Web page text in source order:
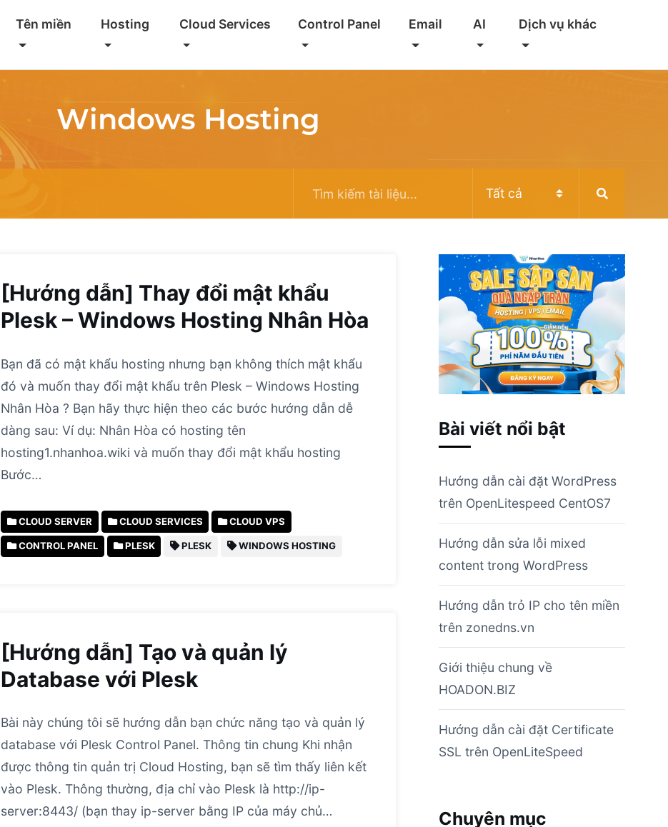
Tên miền Hosting Cloud Services Control Panel Email AI Dịch vụ khác
Windows Hosting
[Hướng dẫn] Thay đổi mật khẩu
Plesk – Windows Hosting Nhân Hòa
Bạn đã có mật khẩu hosting nhưng bạn không thích mật khẩu
đó và muốn thay đổi mật khẩu trên Plesk – Windows Hosting
Nhân Hòa ? Bạn hãy thực hiện theo các bước hướng dẫn dễ
dàng sau: Ví dụ: Nhân Hòa có hosting tên
hosting1.nhanhoa.wiki và muốn thay đổi mật khẩu hosting
Bước…
CLOUD SERVER CLOUD SERVICES CLOUD VPS
CONTROL PANEL PLESK PLESK WINDOWS HOSTING
[Hướng dẫn] Tạo và quản lý
Database với Plesk
Bài này chúng tôi sẽ hướng dẫn bạn chức năng tạo và quản lý
database với Plesk Control Panel. Thông tin chung Khi nhận
được thông tin quản trị Cloud Hosting, bạn sẽ tìm thấy liên kết
vào Plesk. Thông thường, địa chỉ vào Plesk là http://ip-
server:8443/ (bạn thay ip-server bằng IP của máy chủ…
Bài viết nổi bật
Hướng dẫn cài đặt WordPress
trên OpenLitespeed CentOS7
Hướng dẫn sửa lỗi mixed
content trong WordPress
Hướng dẫn trỏ IP cho tên miền
trên zonedns.vn
Giới thiệu chung về
HOADON.BIZ
Hướng dẫn cài đặt Certificate
SSL trên OpenLiteSpeed
Chuyên mục